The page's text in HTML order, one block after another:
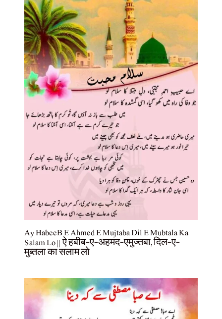
Ay HabeeB E Ahmed E Mujtaba Dil E Mubtala Ka
Salam Lo || ऐ हबीब-ए-अहमद-एमुज्तबा, दिल-ए-
मुब्तला का सलाम लो